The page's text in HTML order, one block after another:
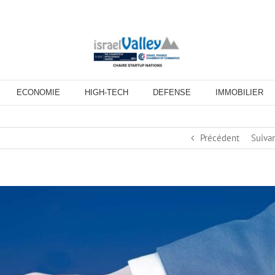
ECONOMIE HIGH-TECH DEFENSE IMMOBILIER
Précédent